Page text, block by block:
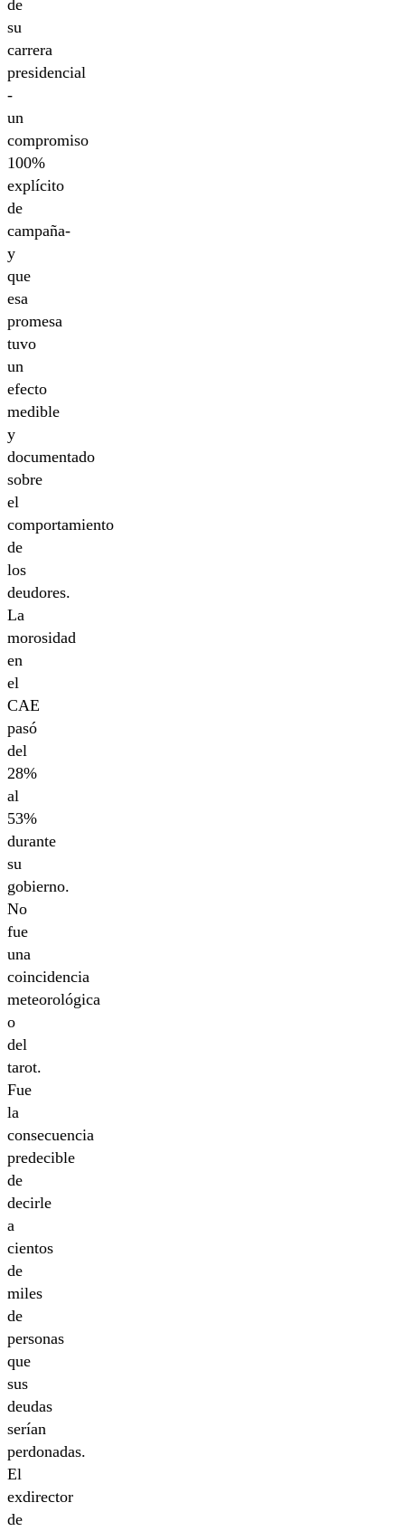
de
su
carrera
presidencial
-
un
compromiso
100%
explícito
de
campaña-
y
que
esa
promesa
tuvo
un
efecto
medible
y
documentado
sobre
el
comportamiento
de
los
deudores.
La
morosidad
en
el
CAE
pasó
del
28%
al
53%
durante
su
gobierno.
No
fue
una
coincidencia
meteorológica
o
del
tarot.
Fue
la
consecuencia
predecible
de
decirle
a
cientos
de
miles
de
personas
que
sus
deudas
serían
perdonadas.
El
exdirector
de